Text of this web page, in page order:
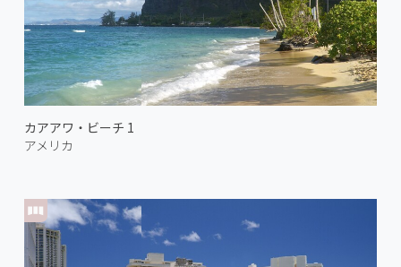
カアアワ・ビーチ 1
アメリカ